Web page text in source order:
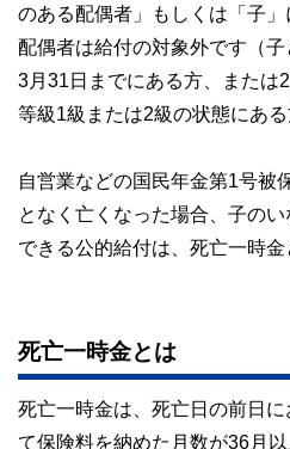
のある配偶者」もしくは「子
配偶者は給付の対象外です（
3月31日までにある方、または
等級1級または2級の状態にある
自営業などの国民年金第1号被
となく亡くなった場合、子の
できる公的給付は、死亡一時金
死亡一時金とは
死亡一時金は、死亡日の前日
て保険料を納めた月数が36月